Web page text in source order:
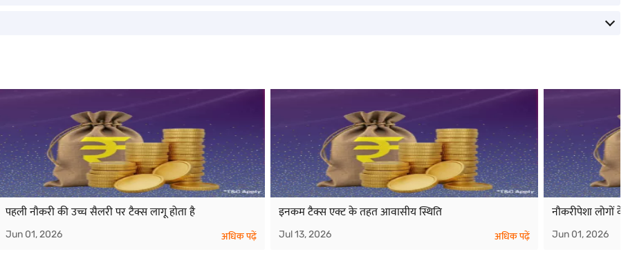
पहली नौकरी की उच्च सैलरी पर टैक्स लागू होता है
Jun 01, 2026 अधिक पढ़ें
इनकम टैक्स एक्ट के तहत आवासीय स्थिति
Jul 13, 2026 अधिक पढ़ें
नौकरीपेशा लोगों के
Jun 01, 2026